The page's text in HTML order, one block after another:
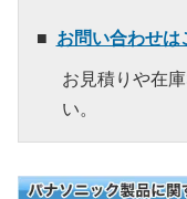
お問い合わせは
お見積りや在
い。